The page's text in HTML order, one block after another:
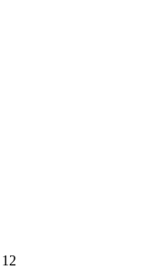
12